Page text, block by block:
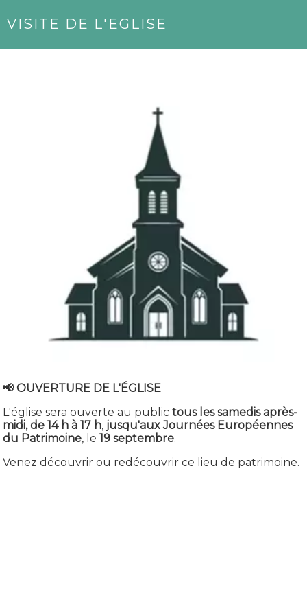
VISITE DE L'EGLISE
📢 OUVERTURE DE L'ÉGLISE
L'église sera ouverte au publictous les samedis après-
midi, de 14 h à 17 h, jusqu'aux Journées Européennes
du Patrimoine, le19 septembre.
Venez découvrir ou redécouvrir ce lieu de patrimoine.